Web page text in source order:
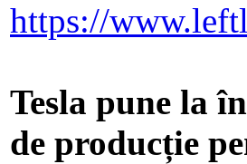
https://
Tesla pune la
de producție